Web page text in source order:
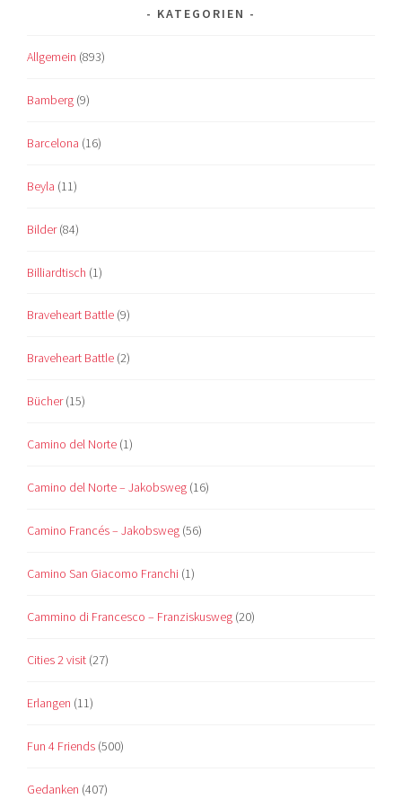
KATEGORIEN
Allgemein (893)
Bamberg (9)
Barcelona (16)
Beyla (11)
Bilder(84)
Billiardtisch (1)
Braveheart Battle (9)
Braveheart Battle (2)
Bücher(15)
Camino del Norte (1)
Camino del Norte – Jakobsweg (16)
Camino Francés – Jakobsweg (56)
Camino San Giacomo Franchi (1)
Cammino di Francesco – Franziskusweg (20)
Cities 2 visit (27)
Erlangen (11)
Fun 4 Friends (500)
Gedanken (407)